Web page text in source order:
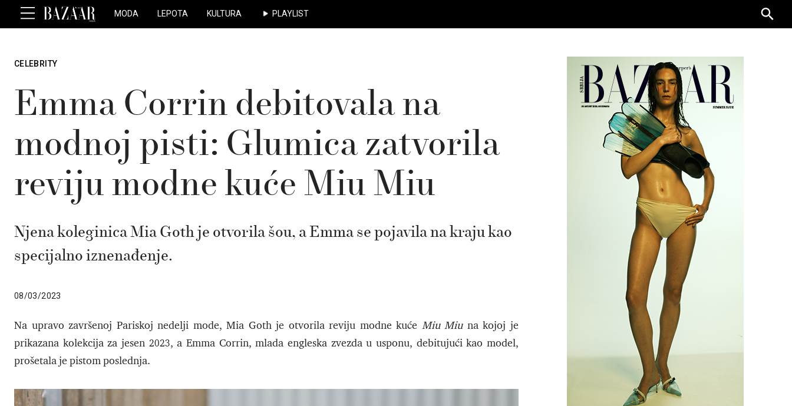
MODA LEPOTA KULTURA PLAYLIST
for:
CELEBRITY
Emma Corrin debitovala na
modnoj pisti: Glumica zatvorila
reviju modne kuće Miu Miu
Njena koleginica Mia Goth je otvorila šou, a Emma se pojavila na kraju kao
specijalno iznenađenje.
08/03/2023
Na upravo završenoj Pariskoj nedelji mode, Mia Goth je otvorila reviju modne kuće Miu Miuna kojoj je
prikazana kolekcija za jesen 2023, a Emma Corrin, mlada engleska zvezda u usponu, debitujući kao model,
prošetala je pistom poslednja.